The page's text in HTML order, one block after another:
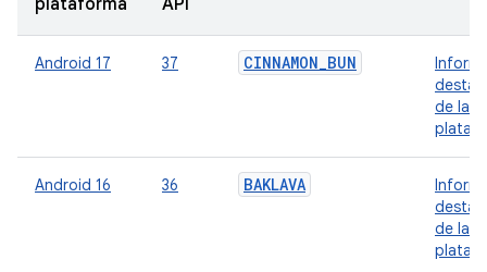
plataforma
API
Android 17 37 CINNAMON_BUN
de la
Android 16 36 BAKLAVA
de la